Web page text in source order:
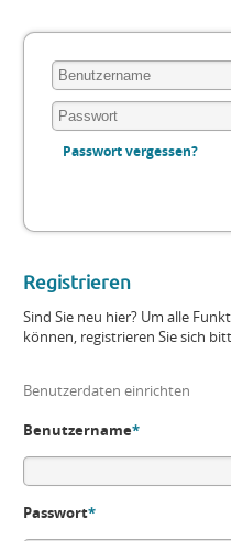
Passwort vergessen?
Registrieren
Sind Sie neu hier? Um alle
können, registrieren Sie sich
Benutzerdaten einrichten
Benutzername*
Passwort*